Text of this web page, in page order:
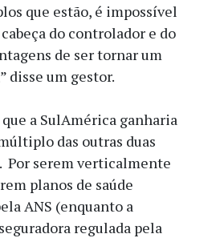
que estão, é impossível
do controlador e do
de ser tornar um
disse um gestor.
a SulAmérica ganharia
das outras duas
Por serem verticalmente
planos de saúde
ANS (enquanto a
regulada pela